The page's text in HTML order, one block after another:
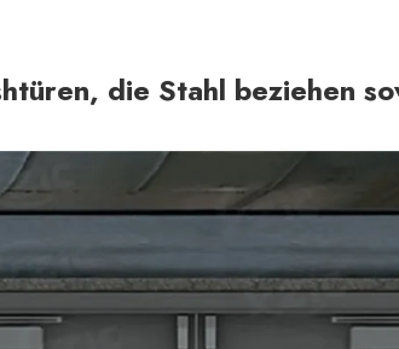
die Stahl beziehen